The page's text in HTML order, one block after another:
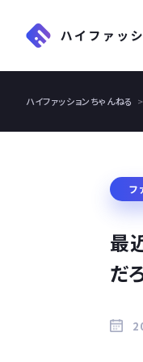
ハイファッションちゃんねる
フ
最
だ